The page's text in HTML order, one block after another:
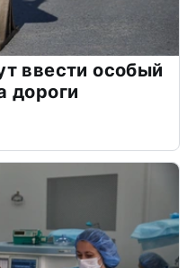
ввести особый
дороги